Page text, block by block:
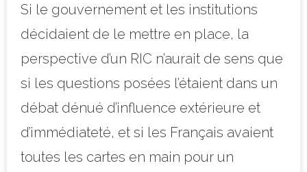
Si le gouvernement et les institutions
décidaient de le mettre en place, la
perspective d’un RIC n’aurait de sens que
si les questions posées l’étaient dans un
débat dénué d’influence extérieure et
d’immédiateté, et si les Français avaient
toutes les cartes en main pour un